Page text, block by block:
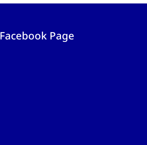
Facebook Page